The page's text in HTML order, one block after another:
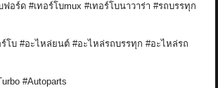
ฟอร์ด #เทอร์โบmux #เทอร์โบนาวาร่า #รถบรรทุก
ร์โบ #อะไหล่ยนต์ #อะไหล่รถบรรทุก #อะไหล่รถ
#Autoparts